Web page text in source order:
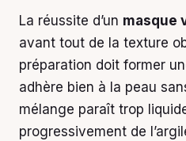
La réussite d’un masque
avant tout de la texture
préparation doit former
adhère bien à la peau
mélange paraît trop
progressivement de